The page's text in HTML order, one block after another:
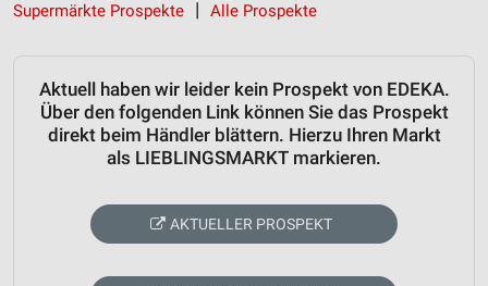
Supermärkte Prospekte
Alle Prospekte
Aktuell haben wir leider kein Prospekt von EDEKA.
Über den folgenden Link können Sie das Prospekt
direkt beim Händler blättern. Hierzu Ihren Markt
als LIEBLINGSMARKT markieren.
AKTUELLER PROSPEKT